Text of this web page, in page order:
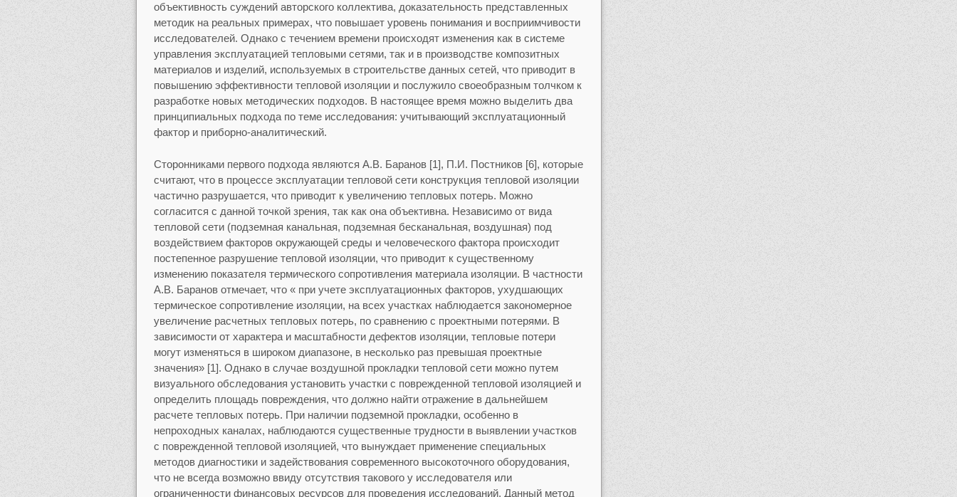
объективность суждений авторского коллектива, доказательность представленных
методик на реальных примерах, что повышает уровень понимания и восприимчивости
исследователей. Однако с течением времени происходят изменения как в системе
управления эксплуатацией тепловыми сетями, так и в производстве композитных
материалов и изделий, используемых в строительстве данных сетей, что приводит в
повышению эффективности тепловой изоляции и послужило своеобразным толчком к
разработке новых методических подходов. В настоящее время можно выделить два
принципиальных подхода по теме исследования: учитывающий эксплуатационный
фактор и приборно-аналитический.
Сторонниками первого подхода являются А.В. Баранов [1], П.И. Постников [6], которые
считают, что в процессе эксплуатации тепловой сети конструкция тепловой изоляции
частично разрушается, что приводит к увеличению тепловых потерь. Можно
согласится с данной точкой зрения, так как она объективна. Независимо от вида
тепловой сети (подземная канальная, подземная бесканальная, воздушная) под
воздействием факторов окружающей среды и человеческого фактора происходит
постепенное разрушение тепловой изоляции, что приводит к существенному
изменению показателя термического сопротивления материала изоляции. В частности
А.В. Баранов отмечает, что « при учете эксплуатационных факторов, ухудшающих
термическое сопротивление изоляции, на всех участках наблюдается закономерное
увеличение расчетных тепловых потерь, по сравнению с проектными потерями. В
зависимости от характера и масштабности дефектов изоляции, тепловые потери
могут изменяться в широком диапазоне, в несколько раз превышая проектные
значения» [1]. Однако в случае воздушной прокладки тепловой сети можно путем
визуального обследования установить участки с поврежденной тепловой изоляцией и
определить площадь повреждения, что должно найти отражение в дальнейшем
расчете тепловых потерь. При наличии подземной прокладки, особенно в
непроходных каналах, наблюдаются существенные трудности в выявлении участков
с поврежденной тепловой изоляцией, что вынуждает применение специальных
методов диагностики и задействования современного высокоточного оборудования,
что не всегда возможно ввиду отсутствия такового у исследователя или
ограниченности финансовых ресурсов для проведения исследований. Данный метод